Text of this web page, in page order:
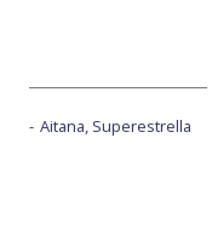
Aitana, Superestrella